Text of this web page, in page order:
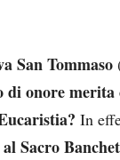
San Tommaso
di onore merita
In
al Sacro